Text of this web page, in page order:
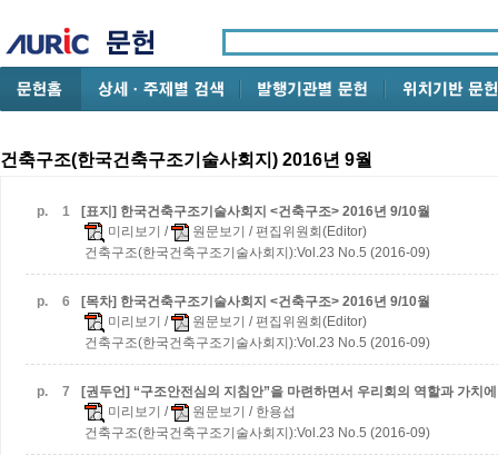
건축구조(한국건축구조기술사회지) 2016년 9월
p. 1
[표지] 한국건축구조기술사회지 <건축구조> 2016년 9/10월
미리보기 / 원문보기 / 편집위원회(Editor)
건축구조(한국건축구조기술사회지):Vol.23 No.5 (2016-09)
p. 6
[목차] 한국건축구조기술사회지 <건축구조> 2016년 9/10월
미리보기 / 원문보기 / 편집위원회(Editor)
건축구조(한국건축구조기술사회지):Vol.23 No.5 (2016-09)
p. 7
[권두언] “구조안전심의 지침안”을 마련하면서 우리회의 역할과 가치
미리보기 / 원문보기 / 한용섭
건축구조(한국건축구조기술사회지):Vol.23 No.5 (2016-09)